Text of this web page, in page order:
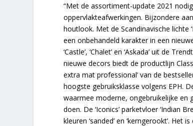
“Met de assortiment-update 2021
oppervlakteafwerkingen. Bijzondere
houtlook. Met de Scandinavische lichte
een onbehandeld karakter in een
‘Castle’, ‘Chalet’ en ‘Askada’ uit de
nieuwe decors biedt de productlijn
extra mat professional’ van de
hoogste gebruiksklasse volgens EPH.
waarmee moderne, ongebruikelijke
doen. De ‘Iconics’ parketvloer ‘Indian
kleuren ‘sanded’ en ‘kerngerookt’.